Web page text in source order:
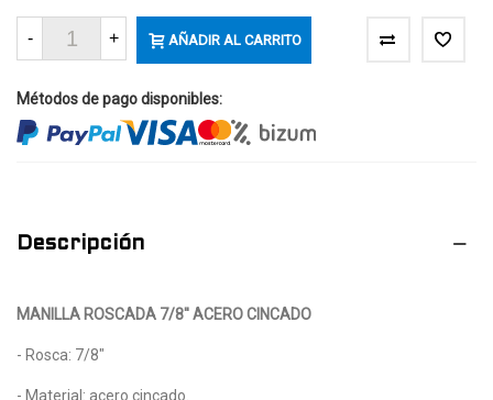
- + AÑADIR AL CARRITO
Métodos de pago disponibles:
Descripción
MANILLA ROSCADA 7/8'' ACERO CINCADO
- Rosca: 7/8"
- Material: acero cincado.